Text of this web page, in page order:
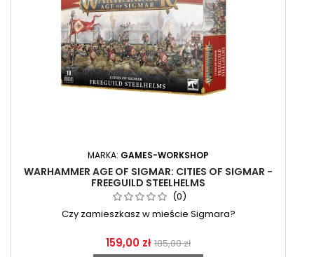
MARKA: GAMES-WORKSHOP
WARHAMMER AGE OF SIGMAR: CITIES OF SIGMAR -
FREEGUILD STEELHELMS
(0)
Czy zamieszkasz w mieście Sigmara?
159,00 zł 185,00 zł